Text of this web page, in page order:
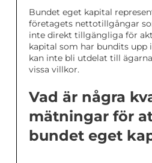
Bundet eget kapital
företagets nettotillgångar
inte direkt tillgängliga för
kapital som har bundits upp
kan inte bli utdelat till
vissa villkor.
Vad är några
mätningar för
bundet eget